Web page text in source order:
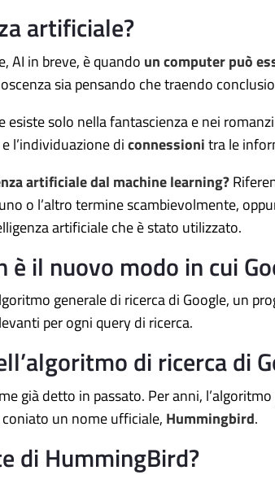
artificiale?
AI in breve, è quando un computer può
sia pensando che traendo
solo nella fantascienza e nei
l’individuazione diconnessionitra le
artificiale dal machine learning?
o l’altro termine scambievolmente,
artificiale che è stato utilizzato.
è il nuovo modo in cui
generale di ricerca di Google, un
per ogni query di ricerca.
di ricerca di
già detto in passato. Per anni,
un nome ufficiale, Hummingbird.
di HummingBird?